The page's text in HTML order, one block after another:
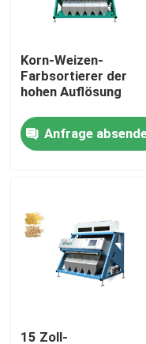
Qualitätskontrolle
Treten Sie mit uns
Fordern Sie ein Zitat
Reisfarbsortierer
Kornfarbsortierer
Korn-Weizen-
Farbsortierer der
hohen Auflösung
Anfrage
15 Zoll-